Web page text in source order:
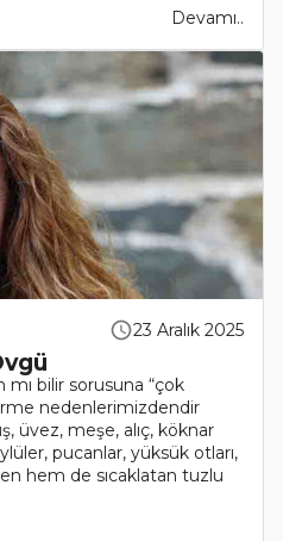
Devamı..
23 Aralık 2025
bilir sorusuna “çok
nedenlerimizdendir
üvez, meşe, alıç, köknar
pucanlar, yüksük otları,
hem de sıcaklatan tuzlu